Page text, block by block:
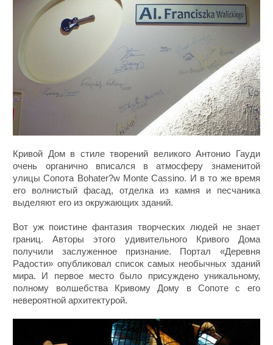
Кривой Дом в стиле творений великого Антонио Гауди
очень органично вписался в атмосферу знаменитой
улицы Сопота Bohater?w Monte Cassino. И в то же время
его волнистый фасад, отделка из камня и песчаника
выделяют его из окружающих зданий.
Вот уж поистине фантазия творческих людей не знает
границ. Авторы этого удивительного Кривого Дома
получили заслуженное признание. Портал «Деревня
Радости» опубликовал список самых необычных зданий
мира. И первое место было присуждено уникальному,
полному волшебства Кривому Дому в Сопоте с его
невероятной архитектурой.